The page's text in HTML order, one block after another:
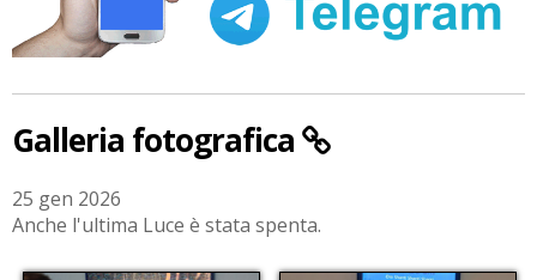
Galleria fotografica
25 gen 2026
Anche l'ultima Luce è stata spenta.